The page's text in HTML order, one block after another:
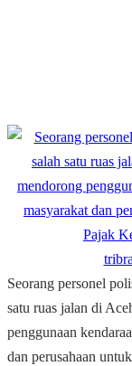
Seorang personel
satu ruas jalan di
penggunaan
dan perusahaan